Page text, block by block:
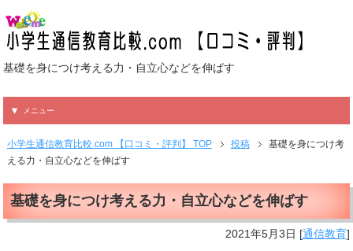
基礎を身につけ考える力・自立心などを伸ばす
メニュー
小学生通信教育比較.com 【口コミ・評判】 TOP 投稿
基礎を身につけ考
える力・自立心などを伸ばす
基礎を身につけ考える力・自立心などを伸ばす
2021年5月3日 [通信教育]